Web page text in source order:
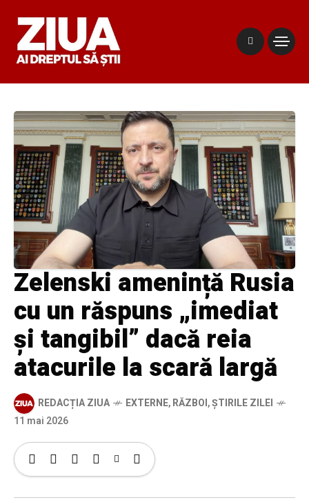
Zelenski amenință Rusia
cu un răspuns „imediat
și tangibil” dacă reia
atacurile la scară largă
REDACȚIA ZIUA EXTERNE,RĂZBOI,ȘTIRILE ZILEI
11 mai 2026